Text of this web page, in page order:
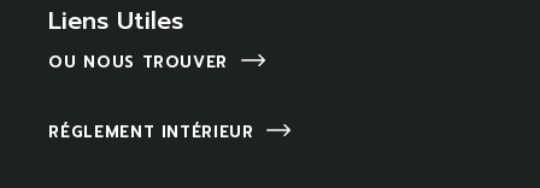
Liens Utiles
OU NOUS TROUVER
RÉGLEMENT INTÉRIEUR